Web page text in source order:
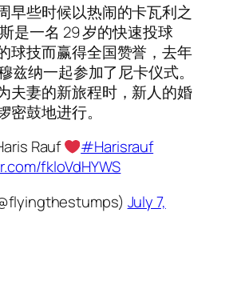
早些时候以热闹的卡瓦利之
是一名 29 岁的快速投球
球技而赢得全国赞誉，去年
兹纳一起参加了尼卡仪式。
夫妻的新旅程时，新人的婚
密鼓地进行。
Rauf
#Harisrauf
fkloVdHYWS
July 7,